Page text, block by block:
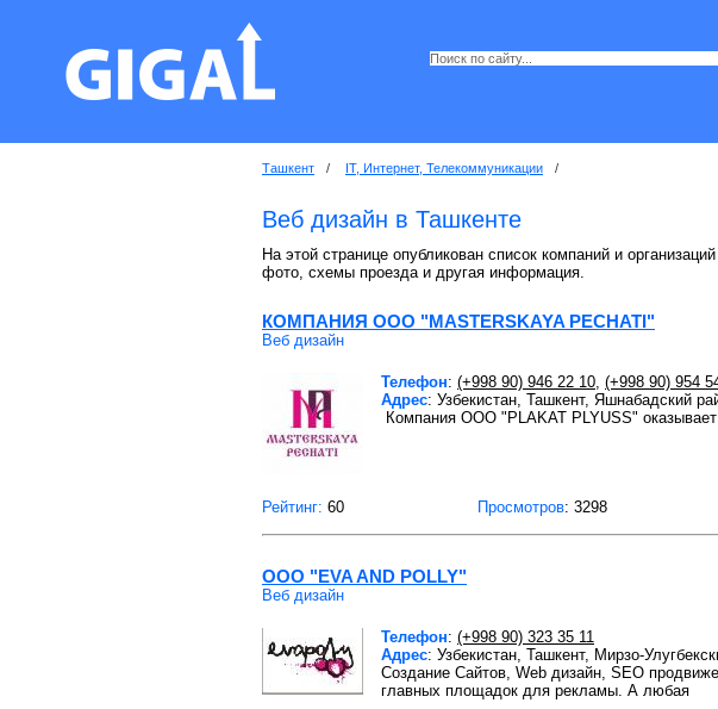
Ташкент / IT, Интернет, Телекоммуникации /
Веб дизайн в Ташкенте
На этой странице опубликован список компаний и
фото, схемы проезда и другая информация.
КОМПАНИЯ OOO "MASTERSKAYA PECHATI"
Веб дизайн
Телефон: (+998 90) 946 22 10, (+998 90) 954
Адрес: Узбекистан, Ташкент, Яшнабадский
Компания OOO "PLAKAT PLYUSS"
Рейтинг: 60 Просмотров: 3298
ООО "EVA AND POLLY"
Веб дизайн
Телефон: (+998 90) 323 35 11
Адрес: Узбекистан, Ташкент, Мирзо-
Создание Сайтов, Web дизайн, SEO
главных площадок для рекламы. А любая